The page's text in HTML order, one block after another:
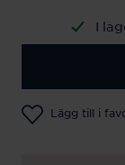
I
Lägg till i